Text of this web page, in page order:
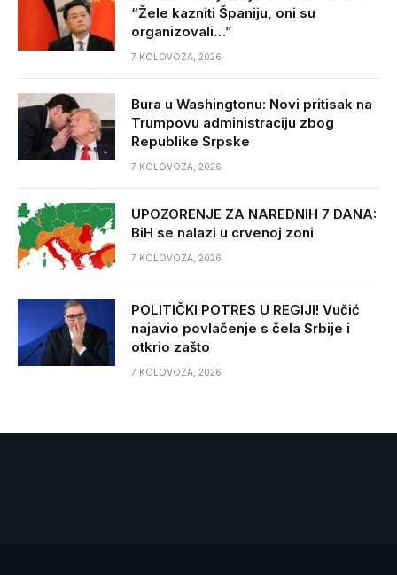
“Žele kazniti Španiju, oni su
organizovali…”
7 KOLOVOZA, 2026
Bura u Washingtonu: Novi pritisak na
Trumpovu administraciju zbog
Republike Srpske
7 KOLOVOZA, 2026
UPOZORENJE ZA NAREDNIH 7 DANA:
BiH se nalazi u crvenoj zoni
7 KOLOVOZA, 2026
POLITIČKI POTRES U REGIJI! Vučić
najavio povlačenje s čela Srbije i
otkrio zašto
7 KOLOVOZA, 2026